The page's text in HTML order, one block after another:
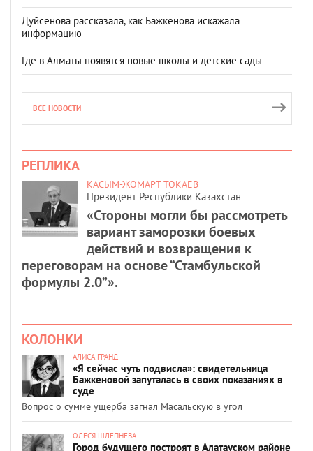
Дуйсенова рассказала, как Бажкенова искажала
информацию
Где в Алматы появятся новые школы и детские сады
ВСЕ НОВОСТИ
РЕПЛИКА
КАСЫМ-ЖОМАРТ ТОКАЕВ
Президент Республики Казахстан
«Стороны могли бы рассмотреть
вариант заморозки боевых
действий и возвращения к
переговорам на основе “Стамбульской
формулы 2.0”».
КОЛОНКИ
АЛИСА ГРАНД
«Я сейчас чуть подвисла»: свидетельница
Бажкеновой запуталась в своих показаниях в
суде
Вопрос о сумме ущерба загнал Масальскую в угол
ОЛЕСЯ ШЛЕПНЕВА
Город будущего построят в Алатауском районе